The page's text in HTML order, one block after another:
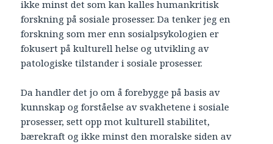
ikke minst det som kan kalles humankritisk
forskning på sosiale prosesser. Da tenker jeg en
forskning som mer enn sosialpsykologien er
fokusert på kulturell helse og utvikling av
patologiske tilstander i sosiale prosesser.
Da handler det jo om å forebygge på basis av
kunnskap og forståelse av svakhetene i sosiale
prosesser, sett opp mot kulturell stabilitet,
bærekraft og ikke minst den moralske siden av